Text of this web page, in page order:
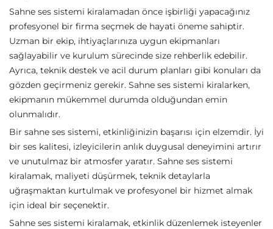
Sahne ses sistemi kiralamadan önce işbirliği yapacağınız
profesyonel bir firma seçmek de hayati öneme sahiptir.
Uzman bir ekip, ihtiyaçlarınıza uygun ekipmanları
sağlayabilir ve kurulum sürecinde size rehberlik edebilir.
Ayrıca, teknik destek ve acil durum planları gibi konuları da
gözden geçirmeniz gerekir. Sahne ses sistemi kiralarken,
ekipmanın mükemmel durumda olduğundan emin
olunmalıdır.
Bir sahne ses sistemi, etkinliğinizin başarısı için elzemdir. İyi
bir ses kalitesi, izleyicilerin anlık duygusal deneyimini artırır
ve unutulmaz bir atmosfer yaratır. Sahne ses sistemi
kiralamak, maliyeti düşürmek, teknik detaylarla
uğraşmaktan kurtulmak ve profesyonel bir hizmet almak
için ideal bir seçenektir.
Sahne ses sistemi kiralamak, etkinlik düzenlemek isteyenler